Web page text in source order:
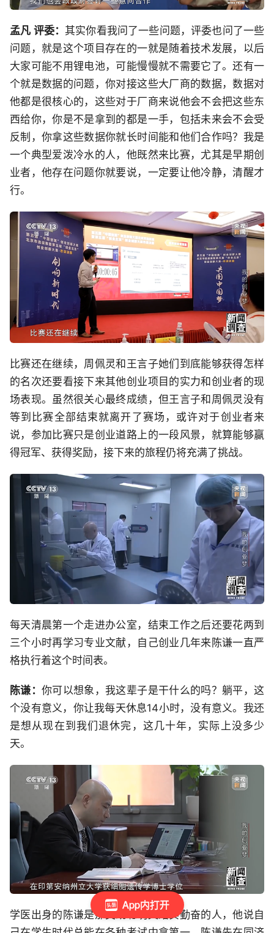
App内打开
孟凡 评委： 其实你看我问了一些问题，评委也问了一些
问题，就是这个项目存在的一就是随着技术发展，以后
大家可能不用锂电池，可能慢慢就不需要它了。还有一
个就是数据的问题，你对接这些大厂商的数据，数据对
他都是很核心的，这些对于厂商来说他会不会把这些东
西给你，你是不是拿到的都是一手，包括未来会不会受
反制，你拿这些数据你就长时间能和他们合作吗？我是
一个典型爱泼冷水的人，他既然来比赛，尤其是早期创
业者，他存在问题你就要说，一定要让他冷静，清醒才
行。
比赛还在继续，周佩灵和王言子她们到底能够获得怎样
的名次还要看接下来其他创业项目的实力和创业者的现
场表现。虽然很关心最终成绩，但王言子和周佩灵没有
等到比赛全部结束就离开了赛场，或许对于创业者来
说，参加比赛只是创业道路上的一段风景，就算能够赢
得冠军、获得奖励，接下来的旅程仍将充满了挑战。
每天清晨第一个走进办公室，结束工作之后还要花两到
三个小时再学习专业文献，自己创业几年来陈谦一直严
格执行着这个时间表。
陈谦：你可以想象，我这辈子是干什么的吗？躺平，这
个没有意义，你让我每天休息14小时，没有意义。我还
是想从现在到我们退休完，这几十年，实际上没多少
天。
学医出身的陈谦是那类既聪明又踏实勤奋的人，他说自